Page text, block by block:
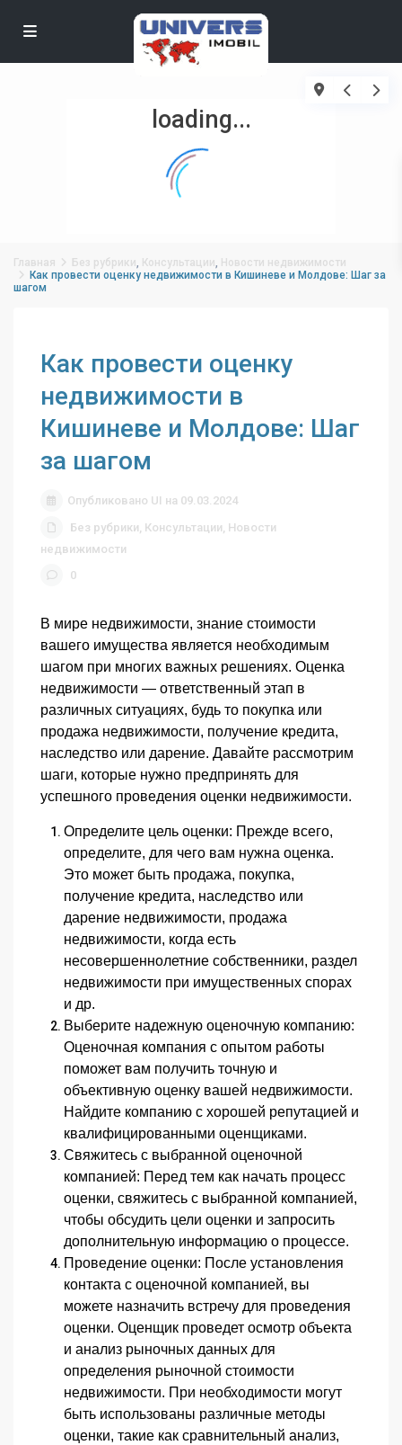
loading...
Главная Без рубрики, Консультации, Новости недвижимости
Как провести оценку недвижимости в Кишиневе и Молдове: Шаг за
шагом
Как провести оценку
недвижимости в
Кишиневе и Молдове: Шаг
за шагом
Опубликовано UI на 09.03.2024
Без рубрики, Консультации, Новости
недвижимости
0
В мире недвижимости, знание стоимости
вашего имущества является необходимым
шагом при многих важных решениях. Оценка
недвижимости — ответственный этап в
различных ситуациях, будь то покупка или
продажа недвижимости, получение кредита,
наследство или дарение. Давайте рассмотрим
шаги, которые нужно предпринять для
успешного проведения оценки недвижимости.
Определите цель оценки: Прежде всего,
определите, для чего вам нужна оценка.
Это может быть продажа, покупка,
получение кредита, наследство или
дарение недвижимости, продажа
недвижимости, когда есть
несовершеннолетние собственники, раздел
недвижимости при имущественных спорах
и др.
Выберите надежную оценочную компанию:
Оценочная компания с опытом работы
поможет вам получить точную и
объективную оценку вашей недвижимости.
Найдите компанию с хорошей репутацией и
квалифицированными оценщиками.
Свяжитесь с выбранной оценочной
компанией: Перед тем как начать процесс
оценки, свяжитесь с выбранной компанией,
чтобы обсудить цели оценки и запросить
дополнительную информацию о процессе.
Проведение оценки: После установления
контакта с оценочной компанией, вы
можете назначить встречу для проведения
оценки. Оценщик проведет осмотр объекта
и анализ рыночных данных для
определения рыночной стоимости
недвижимости. При необходимости могут
быть использованы различные методы
оценки, такие как сравнительный анализ,